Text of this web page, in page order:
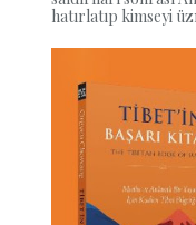
hatırlatıp kimseyi